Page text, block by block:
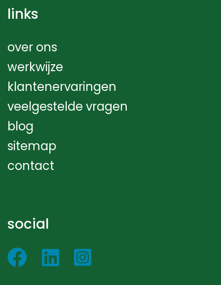
links
over ons
werkwijze
klantenervaringen
veelgestelde vragen
blog
sitemap
contact
social